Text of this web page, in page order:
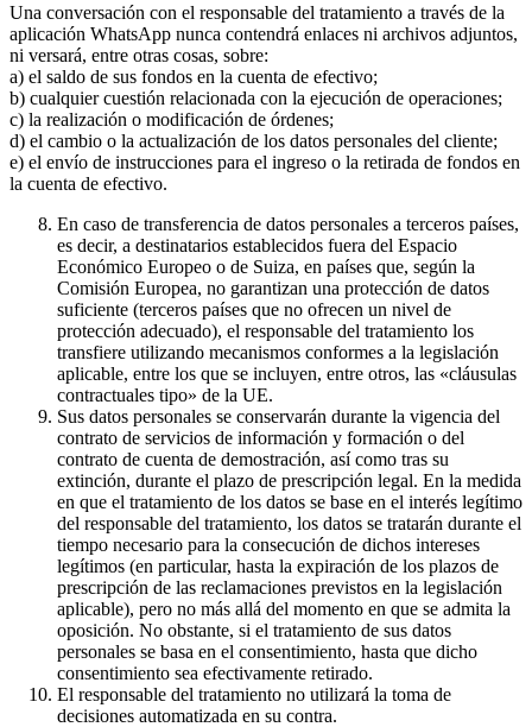
Una conversación con el responsable del tratamiento a través de la
aplicación WhatsApp nunca contendrá enlaces ni archivos adjuntos,
ni versará, entre otras cosas, sobre:
a) el saldo de sus fondos en la cuenta de efectivo;
b) cualquier cuestión relacionada con la ejecución de operaciones;
c) la realización o modificación de órdenes;
d) el cambio o la actualización de los datos personales del cliente;
e) el envío de instrucciones para el ingreso o la retirada de fondos en
la cuenta de efectivo.
En caso de transferencia de datos personales a terceros países,
es decir, a destinatarios establecidos fuera del Espacio
Económico Europeo o de Suiza, en países que, según la
Comisión Europea, no garantizan una protección de datos
suficiente (terceros países que no ofrecen un nivel de
protección adecuado), el responsable del tratamiento los
transfiere utilizando mecanismos conformes a la legislación
aplicable, entre los que se incluyen, entre otros, las «cláusulas
contractuales tipo» de la UE.
Sus datos personales se conservarán durante la vigencia del
contrato de servicios de información y formación o del
contrato de cuenta de demostración, así como tras su
extinción, durante el plazo de prescripción legal. En la medida
en que el tratamiento de los datos se base en el interés legítimo
del responsable del tratamiento, los datos se tratarán durante el
tiempo necesario para la consecución de dichos intereses
legítimos (en particular, hasta la expiración de los plazos de
prescripción de las reclamaciones previstos en la legislación
aplicable), pero no más allá del momento en que se admita la
oposición. No obstante, si el tratamiento de sus datos
personales se basa en el consentimiento, hasta que dicho
consentimiento sea efectivamente retirado.
El responsable del tratamiento no utilizará la toma de
decisiones automatizada en su contra.